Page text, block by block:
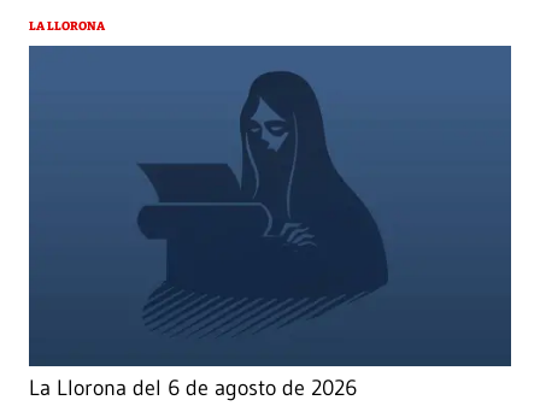
LA LLORONA
La Llorona del 6 de agosto de 2026